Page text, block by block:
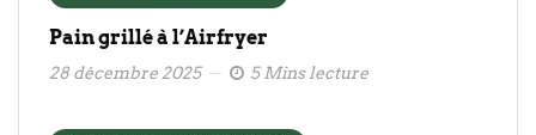
Pain grillé à l’Airfryer
28 décembre 2025 5 Mins lecture